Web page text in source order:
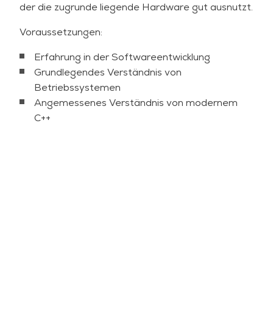
der die zugrunde liegende Hardware gut ausnutzt.
Voraussetzungen:
Erfahrung in der Softwareentwicklung
Grundlegendes Verständnis von
Betriebssystemen
Angemessenes Verständnis von modernem
C++